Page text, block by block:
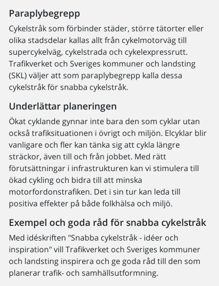
Paraplybegrepp
Cykelstråk som förbinder städer, större tätorter eller
olika stadsdelar kallas allt från cykel­motorväg till
supercykelväg, cykelstrada och cykelexpressrutt.
Trafikverket och Sveriges kommuner och landsting
(SKL) väljer att som paraplybegrepp kalla dessa
cykelstråk för snabba cykelstråk.
Underlättar planeringen
Ökat cyklande gynnar inte bara den som cyklar utan
också trafiksituationen i övrigt och miljön. Elcyklar blir
vanligare och fler kan tänka sig att cykla längre
sträckor, även till och från jobbet. Med rätt
förutsättningar i infrastrukturen kan vi stimulera till
ökad cykling och bidra till att minska
motorfordonstrafiken. Det i sin tur kan leda till
positiva effekter på både folkhälsa och miljö.
Exempel och goda råd för snabba cykelstråk
Med idéskriften "Snabba cykelstråk - idéer och
inspiration" vill Trafikverket och Sveriges kommuner
och landsting inspirera och ge goda råd till den som
planerar trafik- och samhällsutformning.